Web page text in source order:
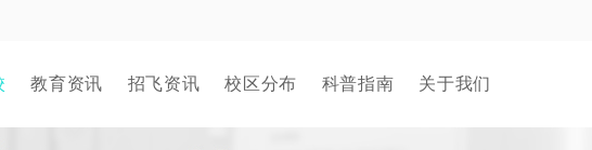
教育资讯 招飞资讯 校区分布 科普指南 关于我们